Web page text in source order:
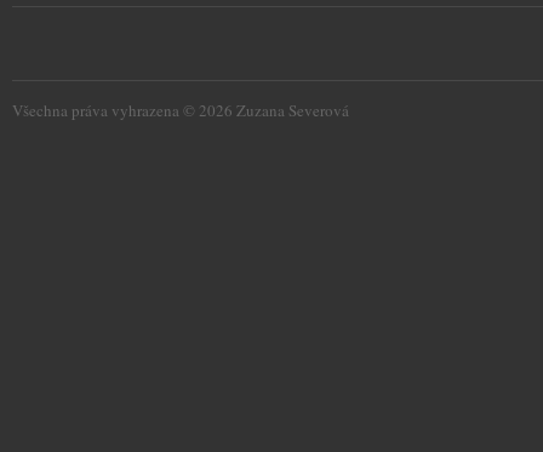
Všechna práva vyhrazena © 2026 Zuzana Severová